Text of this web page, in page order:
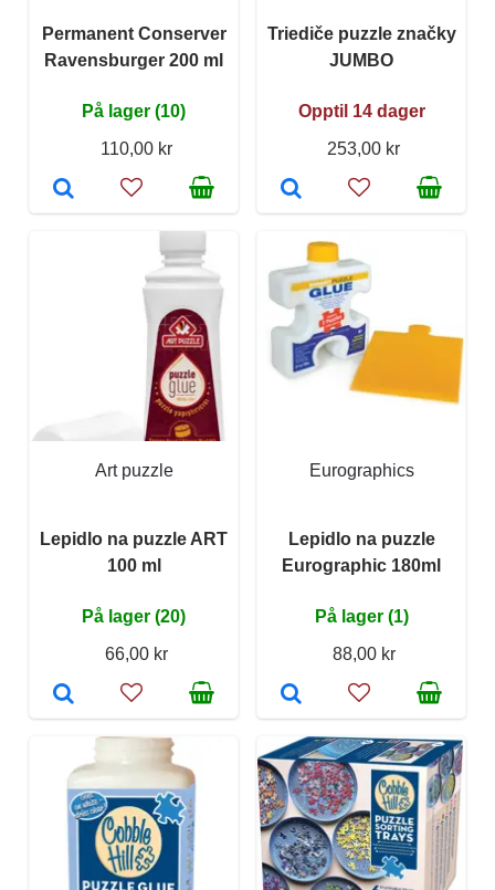
Permanent Conserver
Ravensburger 200 ml
På lager (10)
110,00 kr
Triediče puzzle značky
JUMBO
Opptil 14 dager
253,00 kr
Art puzzle
Lepidlo na puzzle ART
100 ml
På lager (20)
66,00 kr
Eurographics
Lepidlo na puzzle
Eurographic 180ml
På lager (1)
88,00 kr